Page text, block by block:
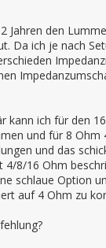
Jahren den
Da ich je nach
kann ich für den
und für 8 Ohm
und das
4/8/16 Ohm
schlaue Option
auf 4 Ohm zu